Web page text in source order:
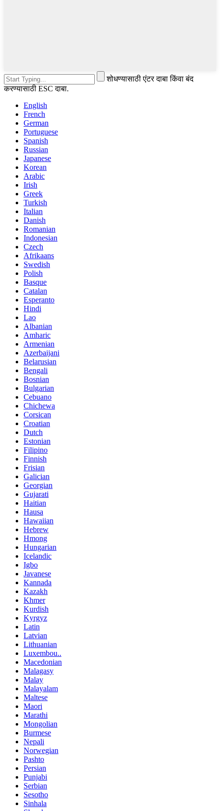
शोधण्यासाठी एंटर दाबा किंवा बंद
करण्यासाठी ESC दाबा.
English
French
German
Portuguese
Spanish
Russian
Japanese
Korean
Arabic
Irish
Greek
Turkish
Italian
Danish
Romanian
Indonesian
Czech
Afrikaans
Swedish
Polish
Basque
Catalan
Esperanto
Hindi
Lao
Albanian
Amharic
Armenian
Azerbaijani
Belarusian
Bengali
Bosnian
Bulgarian
Cebuano
Chichewa
Corsican
Croatian
Dutch
Estonian
Filipino
Finnish
Frisian
Galician
Georgian
Gujarati
Haitian
Hausa
Hawaiian
Hebrew
Hmong
Hungarian
Icelandic
Igbo
Javanese
Kannada
Kazakh
Khmer
Kurdish
Kyrgyz
Latin
Latvian
Lithuanian
Luxembou..
Macedonian
Malagasy
Malay
Malayalam
Maltese
Maori
Marathi
Mongolian
Burmese
Nepali
Norwegian
Pashto
Persian
Punjabi
Serbian
Sesotho
Sinhala